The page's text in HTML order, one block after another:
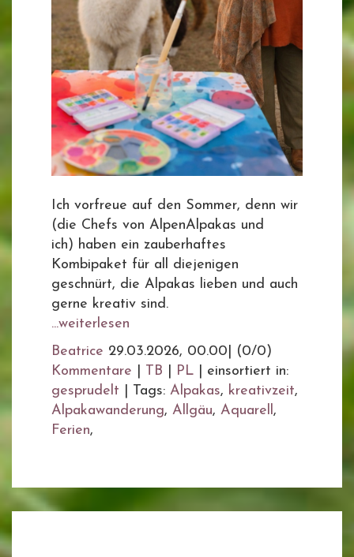
Ich vorfreue auf den Sommer, denn wir
(die Chefs von AlpenAlpakas und
ich) haben ein zauberhaftes
Kombipaket für all diejenigen
geschnürt, die Alpakas lieben und auch
gerne kreativ sind.
...weiterlesen
Beatrice 29.03.2026, 00.00
(0/0)
Kommentare
TB PL
einsortiert in:
gesprudelt
Tags: Alpakas, kreativzeit,
Alpakawanderung, Allgäu, Aquarell,
Ferien,